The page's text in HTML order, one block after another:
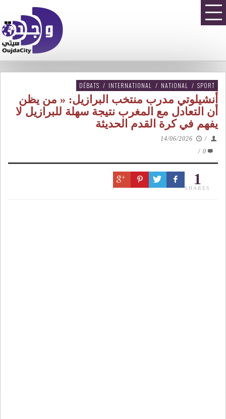
DÉBATS / INTERNATIONAL / NATIONAL / SPORT
أنشيلوتي مدرب منتخب البرازيل: « من يظن
أن التعادل مع المغرب نتيجة سهلة للبرازيل لا
يفهم في كرة القدم الحديثة
/
14/06/2026
0
/
1
SHARES